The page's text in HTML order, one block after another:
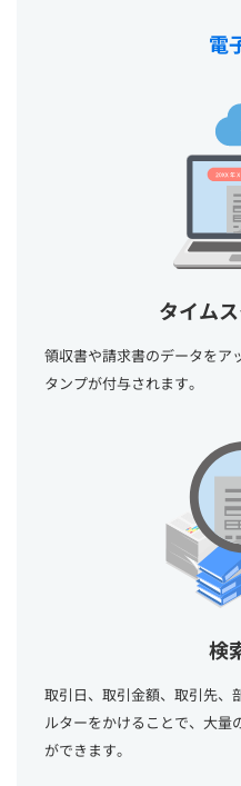
電
タイム
領収書や請求書のデータをア
タンプが付与されます。
検
取引日、取引金額、取引先、
ルターをかけることで、大量
ができます。